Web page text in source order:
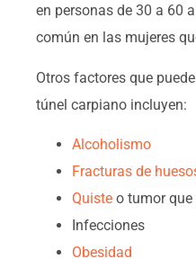
en personas de 30 a 60
común en las mujeres
Otros factores que
túnel carpiano incluyen:
Alcoholismo
Fracturas de
Quiste o tumor que
Infecciones
Obesidad